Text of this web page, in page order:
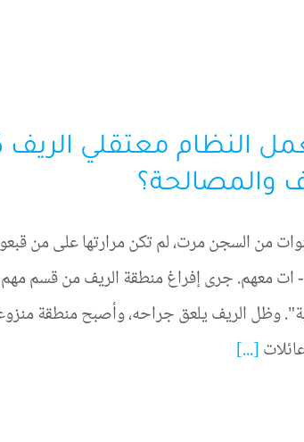
النظام معتقلي
والمصالحة؟
من السجن مرت، لم تكن مرارتها على من
ات معهم. جرى إفراغ منطقة الريف من قسم مهم
وظل الريف يلعق جراحه، وأصبح منطقة
[...]